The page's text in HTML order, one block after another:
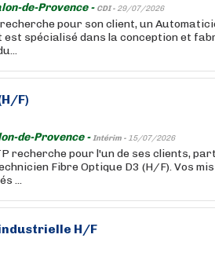
de-Provence - CDI - 29/07/2026
pour son client, un
est spécialisé dans la conception et
F)
de-Provence -Intérim - 15/07/2026
recherche pour l'un de ses clients,
Fibre Optique D3 (H/F). Vos
...
H/F